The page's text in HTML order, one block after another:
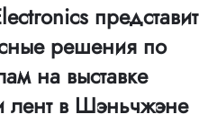
представит
решения по
на выставке
лент в Шэньчжэне